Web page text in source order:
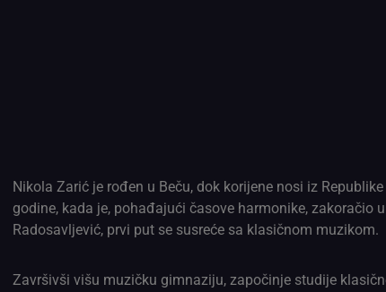
Nikola Zarić je rođen u Beču, dok korijene nosi iz
godine, kada je, pohađajući časove harmonike, zakoračio
Radosavljević, prvi put se susreće sa klasičnom muzikom.
Završivši višu muzičku gimnaziju, započinje studije